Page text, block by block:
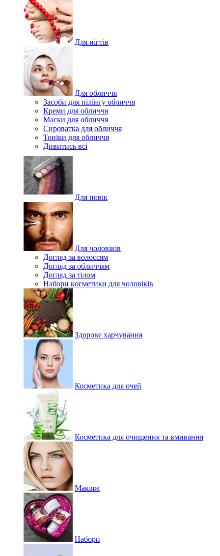
Для нігтів
Для обличчя
Засоби для пілінгу обличчя
Креми для обличчя
Маски для обличчя
Сироватка для обличчя
Тоніки для обличчя
Дивитись всі
Для повік
Для чоловіків
Догляд за волоссям
Догляд за обличчям
Догляд за тілом
Набори косметики для чоловіків
Здорове харчування
Косметика для очей
Косметика для очищення та вмивання
Макіяж
Набори